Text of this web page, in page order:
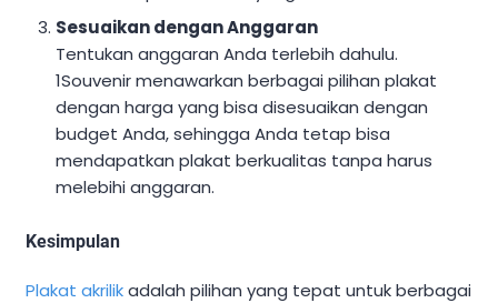
Sesuaikan dengan Anggaran
Tentukan anggaran Anda terlebih dahulu.
1Souvenir menawarkan berbagai pilihan plakat
dengan harga yang bisa disesuaikan dengan
budget Anda, sehingga Anda tetap bisa
mendapatkan plakat berkualitas tanpa harus
melebihi anggaran.
Kesimpulan
Plakat akrilikadalah pilihan yang tepat untuk berbagai